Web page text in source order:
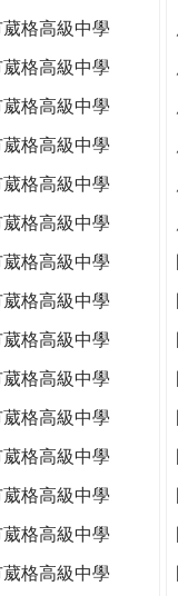
格高級中學
格高級中學
格高級中學
格高級中學
格高級中學
格高級中學
格高級中學
格高級中學
格高級中學
格高級中學
格高級中學
格高級中學
格高級中學
格高級中學
格高級中學